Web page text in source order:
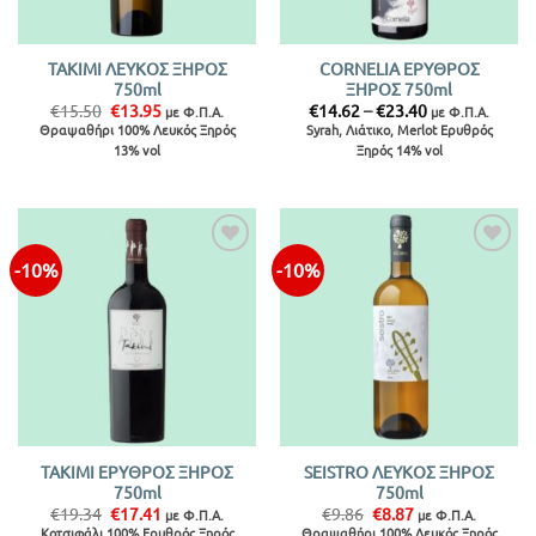
TAKIMI ΛΕΥΚΟΣ ΞΗΡΟΣ
750ml
€15.50 Original
price
was:
€15.50.
€13.95Η
τρέχουσα
τιμή
με Φ.Π.Α.
Θραψαθήρι 100% Λευκός Ξηρός
13% vol
CORNELIA ΕΡΥΘΡΟΣ
ΞΗΡΟΣ 750ml
€14.62–€23.40Price
range:
€14.62
through
με Φ.Π.Α.
Syrah, Λιάτικο, Merlot Ερυθρός
Ξηρός 14% vol
-10%
TAKIMI ΕΡΥΘΡΟΣ ΞΗΡΟΣ
750ml
€19.34 Original
price
€17.41 Η
τρέχουσα
με Φ.Π.Α.
-10%
SEISTRO ΛΕΥΚΟΣ ΞΗΡΟΣ
750ml
€9.86 Original
price
€8.87Η
τρέχουσα
με Φ.Π.Α.